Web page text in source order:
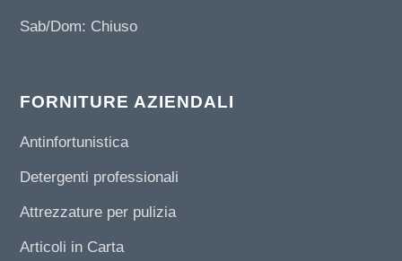
Sab/Dom: Chiuso
FORNITURE AZIENDALI
Antinfortunistica
Detergenti professionali
Attrezzature per pulizia
Articoli in Carta